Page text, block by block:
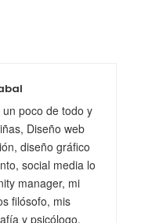
poco de todo y
Diseño web
diseño gráfico
social media lo
manager, mi
filósofo, mis
y psicólogo.